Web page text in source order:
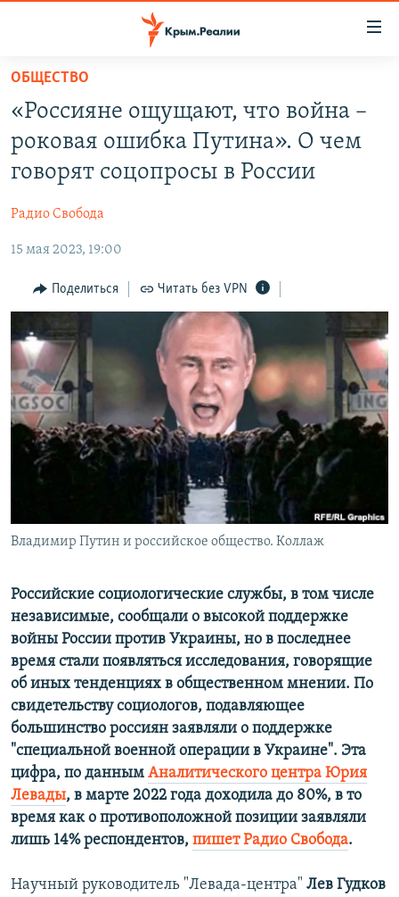
Вернуться
основному
содержанию
Вернутся
главной
Вернутся
поиску
11 ЛЕТ ОККУПАЦИИ КРЫМА. 11 ИСТОРИЙ СОПРОТИВЛЕНИЯ
ВОДА
ЕЩЕ
ИНТЕРАКТИВ
ИНФОГРАФИКА
ТЕЛЕПРОЕКТ КРЫМ.РЕАЛИИ
СОВЕТЫ ПРАВОЗАЩИТНИКОВ
ПРОПАВШИЕ БЕЗ ВЕСТИ
ПОБЕДИТЕЛЕЙ НЕ СУДЯТ?
КРЫМ.НЕПОКОРЕННЫЙ
ELIFBE
УКРАИНСКАЯ ПРОБЛЕМА КРЫМА
РАДІО СВОБОДА
КАК ОБОЙТИ БЛОКИРОВКУ
Українською
Qırımtatar
ПРИСОЕДИНЯЙТЕСЬ!
Все сайты RFE/RL
ОБЩЕСТВО
«Россияне ощущают, что война –
роковая ошибка Путина». О чем
говорят соцопросы в России
Радио Свобода
15 мая 2023, 19:00
Поделиться Читать без VPN
Владимир Путин и российское общество. Коллаж
Российские социологические службы, в том числе
независимые, сообщали о высокой поддержке
войны России против Украины, но в последнее
время стали появляться исследования, говорящие
об иных тенденциях в общественном мнении. По
свидетельству социологов, подавляющее
большинство россиян заявляли о поддержке
"специальной военной операции в Украине". Эта
цифра, по данным Аналитического центра Юрия
Левады, в марте 2022 года доходила до 80%, в то
время как о противоположной позиции заявляли
лишь 14% респондентов, пишет Радио Свобода.
Научный руководитель "Левада-центра" Лев Гудков